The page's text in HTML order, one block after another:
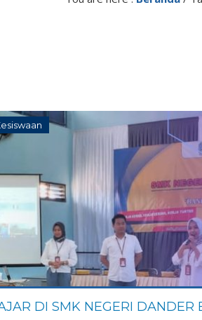
DI SMK NEGERI DANDER